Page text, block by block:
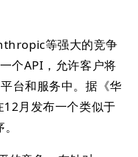
等强大的竞争
个API，允许客户将
台和服务中。据《华
月发布一个类似于